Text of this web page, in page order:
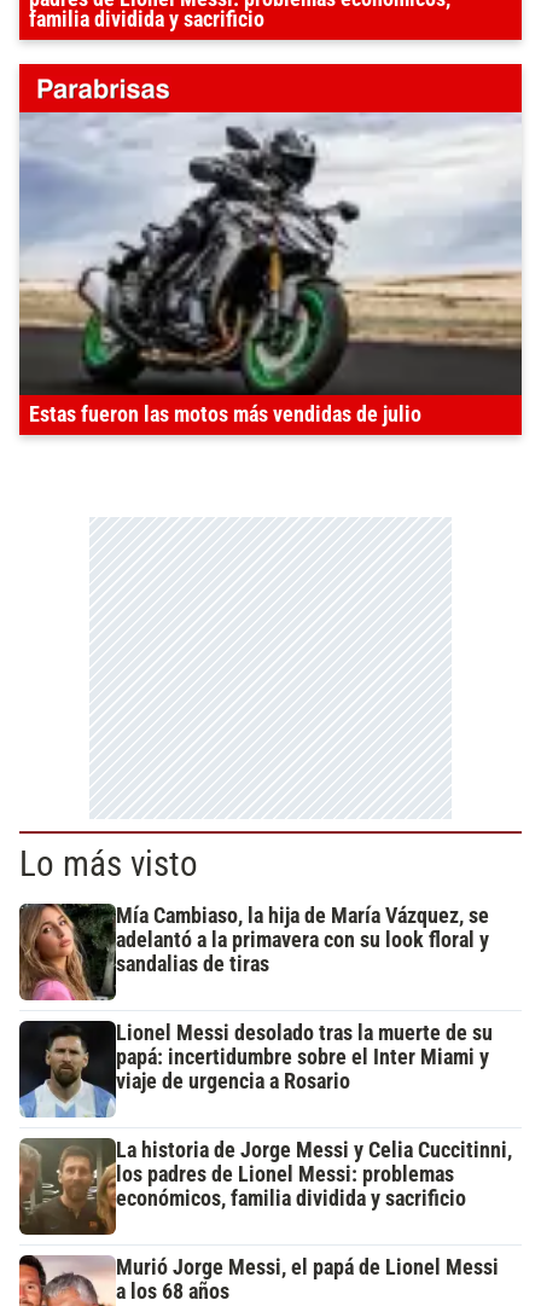
familia dividida y sacrificio
Estas fueron las motos más vendidas de julio
Lo más visto
Mía Cambiaso, la hija de María Vázquez, se
adelantó a la primavera con su look floral y
sandalias de tiras
Lionel Messi desolado tras la muerte de su
papá: incertidumbre sobre el Inter Miami y
viaje de urgencia a Rosario
La historia de Jorge Messi y Celia Cuccitinni,
los padres de Lionel Messi: problemas
económicos, familia dividida y sacrificio
Murió Jorge Messi, el papá de Lionel Messi
a los 68 años